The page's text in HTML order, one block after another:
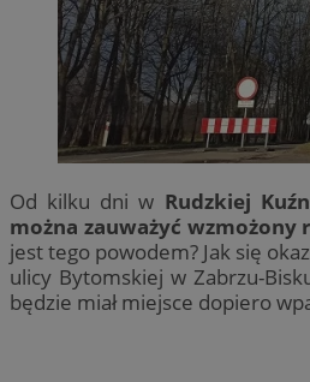
Od kilku dni w Rudzkiej
można zauważyć wzmożony
jest tego powodem? Jak się
ulicy Bytomskiej w Zabrzu-
będzie miał miejsce dopiero